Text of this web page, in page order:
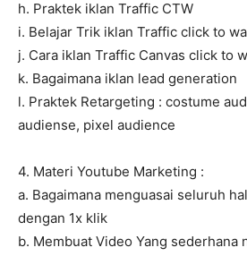
h. Praktek iklan Traffic CTW
i. Belajar Trik iklan Traffic click to wa
j. Cara iklan Traffic Canvas click to
k. Bagaimana iklan lead generation
l. Praktek Retargeting : costume
audiense, pixel audience
4. Materi Youtube Marketing :
a. Bagaimana menguasai seluruh
dengan 1x klik
b. Membuat Video Yang sederhana